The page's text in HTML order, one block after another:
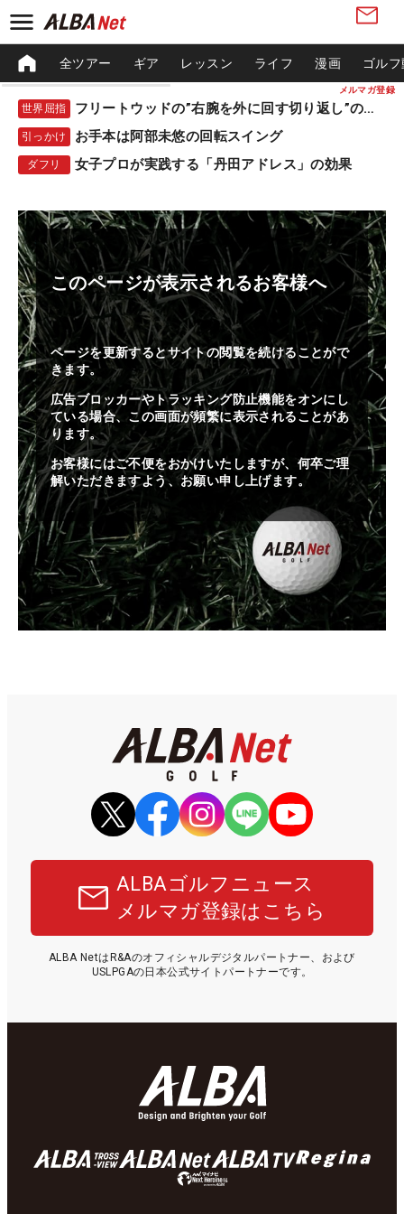
メルマガ登録
全ツアー ギア レッスン ライフ 漫画 ゴル
世界屈指 フリートウッドの”右腕を外に回す切り返し”の秘密
引っかけ お手本は阿部未悠の回転スイング
ダフリ 女子プロが実践する「丹田アドレス」の効果
このページが表示されるお客様へ
ページを更新するとサイトの閲覧を続けることがで
きます。
広告ブロッカーやトラッキング防止機能をオンにし
ている場合、この画面が頻繁に表示されることがあ
ります。
お客様にはご不便をおかけいたしますが、何卒ご理
解いただきますよう、お願い申し上げます。
ALBAゴルフニュース
メルマガ登録はこちら
ALBA NetはR&Aのオフィシャルデジタルパートナー、および
USLPGAの日本公式サイトパートナーです。